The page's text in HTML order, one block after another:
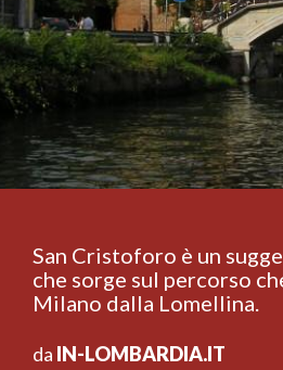
San Cristoforo è un
che sorge sul percorso
Milano dalla Lomellina.
da IN-LOMBARDIA.IT